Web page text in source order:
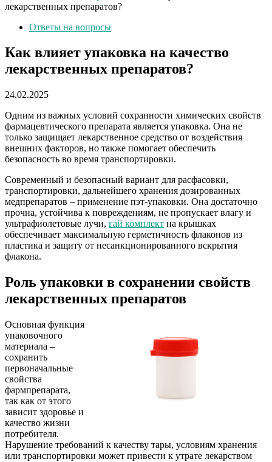
лекарственных препаратов?
Ответы на вопросы
Как влияет упаковка на качество
лекарственных препаратов?
24.02.2025
Одним из важных условий сохранности химических свойств
фармацевтического препарата является упаковка. Она не
только защищает лекарственное средство от воздействия
внешних факторов, но также помогает обеспечить
безопасность во время транспортировки.
Современный и безопасный вариант для расфасовки,
транспортировки, дальнейшего хранения дозированных
медпрепаратов – применение пэт-упаковки. Она достаточно
прочна, устойчива к повреждениям, не пропускает влагу и
ультрафиолетовые лучи, гай комплект на крышках
обеспечивает максимальную герметичность флаконов из
пластика и защиту от несанкционированного вскрытия
флакона.
Роль упаковки в сохранении свойств
лекарственных препаратов
Основная функция
упаковочного
материала –
сохранить
первоначальные
свойства
фармпрепарата,
так как от этого
зависит здоровье и
качество жизни
потребителя.
Нарушение требований к качеству тары, условиям хранения
или транспортировки может привести к утрате лекарством